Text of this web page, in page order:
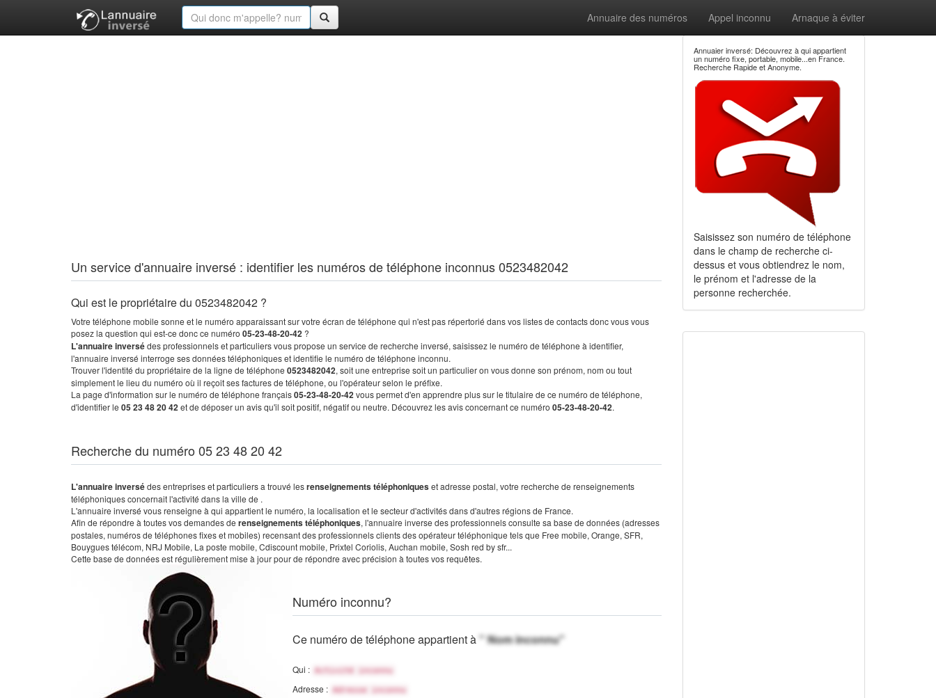
Annuaire des numéros Appel inconnu Arnaque à éviter
Un service d'annuaire inversé : identifier les numéros de téléphone inconnus 0523482042
Qui est le propriétaire du 0523482042 ?
Votre téléphone mobile sonne et le numéro apparaissant sur votre écran de téléphone qui n'est pas répertorié dans vos listes de contacts donc vous vous
posez la question qui est-ce donc ce numéro 05-23-48-20-42 ?
L'annuaire inversédes professionnels et particuliers vous propose un service de recherche inversé, saisissez le numéro de téléphone à identifier,
l'annuaire inversé interroge ses données téléphoniques et identifie le numéro de téléphone inconnu.
Trouver l'identité du propriétaire de la ligne de téléphone 0523482042, soit une entreprise soit un particulier on vous donne son prénom, nom ou tout
simplement le lieu du numéro où il reçoit ses factures de téléphone, ou l'opérateur selon le préfixe.
La page d'information sur le numéro de téléphone français05-23-48-20-42vous permet d'en apprendre plus sur le titulaire de ce numéro de téléphone,
d'identifier le 05 23 48 20 42et de déposer un avis qu'il soit positif, négatif ou neutre. Découvrez les avis concernant ce numéro 05-23-48-20-42.
Recherche du numéro 05 23 48 20 42
L'annuaire inversédes entreprises et particuliers a trouvé lesrenseignements téléphoniqueset adresse postal, votre recherche de renseignements
téléphoniques concernait l'activité dans la ville de .
L'annuaire inversé vous renseigne à qui appartient le numéro, la localisation et le secteur d'activités dans d'autres régions de France.
Afin de répondre à toutes vos demandes de renseignements téléphoniques, l'annuaire inverse des professionnels consulte sa base de données (adresses
postales, numéros de téléphones fixes et mobiles) recensant des professionnels clients des opérateur téléphonique tels que Free mobile, Orange, SFR,
Bouygues télécom, NRJ Mobile, La poste mobile, Cdiscount mobile, Prixtel Coriolis, Auchan mobile, Sosh red by sfr...
Cette base de données est régulièrement mise à jour pour de répondre avec précision à toutes vos requêtes.
Numéro inconnu?
Ce numéro de téléphone appartient à" Nom inconnu"
Qui : Activité inconnu
Adresse : Adresse inconnu
Annuaier inversé: Découvrez à qui appartient
un numéro fixe, portable, mobile...en France.
Recherche Rapide et Anonyme.
Saisissez son numéro de téléphone
dans le champ de recherche ci-
dessus et vous obtiendrez le nom,
le prénom et l'adresse de la
personne recherchée.